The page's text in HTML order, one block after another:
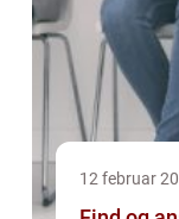
12 februar